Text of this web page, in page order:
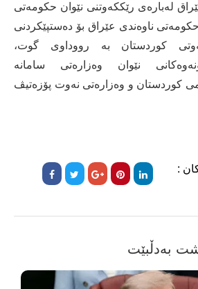
لەبارەی رێککەوتنی نێوان حکومەتی
ناوەندی عێراق بۆ دەستپێکردنی
کوردستان بە رووداوی گوت،
نێوان وەزارەتی سامانە
کوردستان و وەزارەتی نەوت پۆزەتیڤ
:
بەدڵبێت